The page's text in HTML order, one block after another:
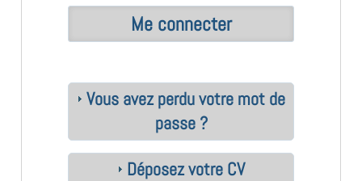
Vous avez perdu votre mot de
passe ?
Déposez votre CV